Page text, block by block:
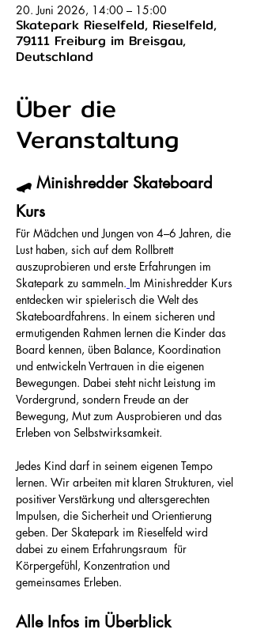
20. Juni 2026, 14:00 – 15:00
Skatepark Rieselfeld, Rieselfeld,
79111 Freiburg im Breisgau,
Deutschland
Über die
Veranstaltung
🛹 Minishredder Skateboard
Kurs
Für Mädchen und Jungen von 4–6 Jahren, die
Lust haben, sich auf dem Rollbrett
auszuprobieren und erste Erfahrungen im
Skatepark zu sammeln. Im Minishredder Kurs
entdecken wir spielerisch die Welt des
Skateboardfahrens. In einem sicheren und
ermutigenden Rahmen lernen die Kinder das
Board kennen, üben Balance, Koordination
und entwickeln Vertrauen in die eigenen
Bewegungen. Dabei steht nicht Leistung im
Vordergrund, sondern Freude an der
Bewegung, Mut zum Ausprobieren und das
Erleben von Selbstwirksamkeit.
Jedes Kind darf in seinem eigenen Tempo
lernen. Wir arbeiten mit klaren Strukturen, viel
positiver Verstärkung und altersgerechten
Impulsen, die Sicherheit und Orientierung
geben. Der Skatepark im Rieselfeld wird
dabei zu einem Erfahrungsraum  für
Körpergefühl, Konzentration und
gemeinsames Erleben.
Alle Infos im Überblick